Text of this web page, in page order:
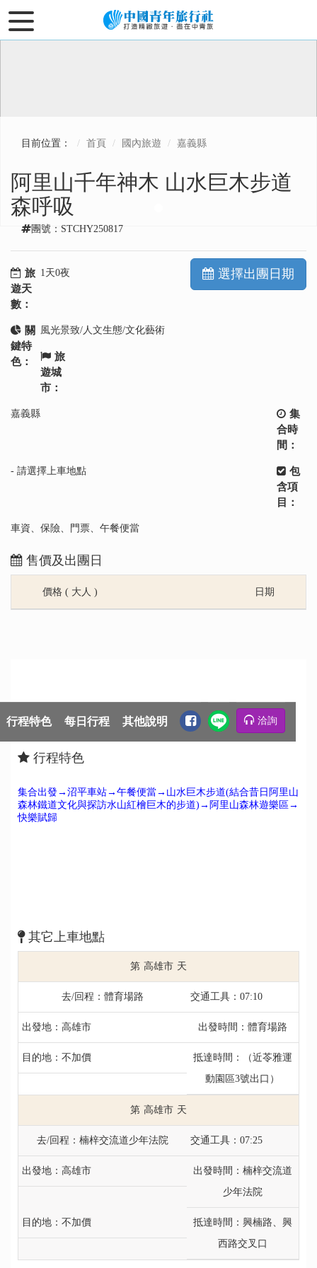
目前位置： 首頁 國內旅遊 嘉義縣
阿里山千年神木 山水巨木步道
森呼吸
團號：STCHY250817
旅
遊天
數：
1天0夜 選擇出團日期
關
鍵特
色：
風光景致/人文生態/文化藝術
旅
遊城
市：
嘉義縣
集
合時
間：
- 請選擇上車地點
包
含項
目：
車資、保險、門票、午餐便當
售價及出團日
價格 ( 大人 ) 日期
行程特色 每日行程 其他說明 洽詢
行程特色
集合出發→沼平車站→午餐便當→山水巨木步道(結合昔日阿里山
森林鐵道文化與探訪水山紅檜巨木的步道)→阿里山森林遊樂區→
快樂賦歸
其它上車地點
高雄市
體育場路 07:10
高雄市 體育場路
不加價
（近苓雅運
動園區3號出口）
高雄市
楠梓交流道少年法院 07:25
高雄市
楠梓交流道
少年法院
不加價
興楠路、興
西路交叉口